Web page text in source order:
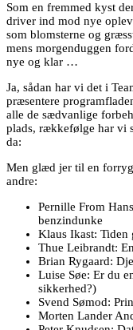
Som en fremmed kyst
driver ind mod nye
som blomsterne og
mens morgenduggen
nye og klar …
Ja, sådan har vi det i
præsentere
alle de sædvanlige
plads, rækkefølge har vi
da:
Men glæd jer til en
andre:
Pernille From
benzindunke
Klaus Ikast: Tiden
Thue Leibrandt:
Brian Rygaard:
Luise Søe: Er du
sikkerhed?)
Svend Sømod:
Morten Lander